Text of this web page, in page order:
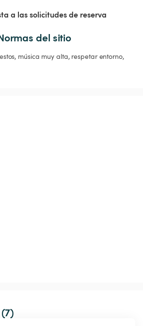
a las solicitudes de reserva
del sitio
música muy alta, respetar entorno,